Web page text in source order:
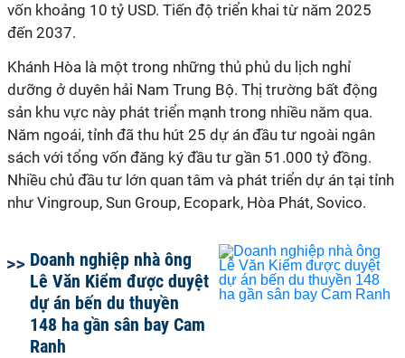
vốn khoảng 10 tỷ USD. Tiến độ triển khai từ năm 2025
đến 2037.
Khánh Hòa là một trong những thủ phủ du lịch nghỉ
dưỡng ở duyên hải Nam Trung Bộ. Thị trường bất động
sản khu vực này phát triển mạnh trong nhiều năm qua.
Năm ngoái, tỉnh đã thu hút 25 dự án đầu tư ngoài ngân
sách với tổng vốn đăng ký đầu tư gần 51.000 tỷ đồng.
Nhiều chủ đầu tư lớn quan tâm và phát triển dự án tại tỉnh
như Vingroup, Sun Group, Ecopark, Hòa Phát, Sovico.
Doanh nghiệp nhà ông
Lê Văn Kiểm được duyệt
dự án bến du thuyền
148 ha gần sân bay Cam
Ranh